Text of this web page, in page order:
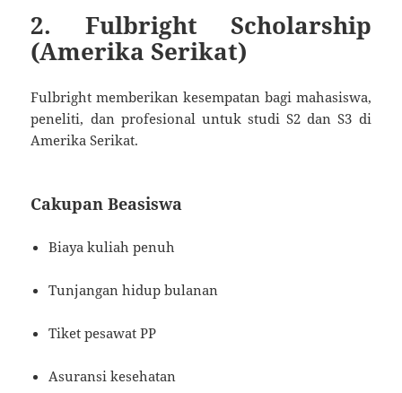
2. Fulbright Scholarship
(Amerika Serikat)
Fulbright memberikan kesempatan bagi mahasiswa,
peneliti, dan profesional untuk studi S2 dan S3 di
Amerika Serikat.
Cakupan Beasiswa
Biaya kuliah penuh
Tunjangan hidup bulanan
Tiket pesawat PP
Asuransi kesehatan